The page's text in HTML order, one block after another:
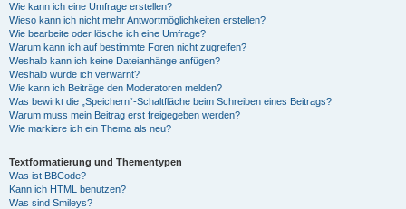
Wie kann ich eine Umfrage erstellen?
Wieso kann ich nicht mehr Antwortmöglichkeiten erstellen?
Wie bearbeite oder lösche ich eine Umfrage?
Warum kann ich auf bestimmte Foren nicht zugreifen?
Weshalb kann ich keine Dateianhänge anfügen?
Weshalb wurde ich verwarnt?
Wie kann ich Beiträge den Moderatoren melden?
Was bewirkt die „Speichern“-Schaltfläche beim Schreiben eines Beitrags?
Warum muss mein Beitrag erst freigegeben werden?
Wie markiere ich ein Thema als neu?
Textformatierung und Thementypen
Was ist BBCode?
Kann ich HTML benutzen?
Was sind Smileys?